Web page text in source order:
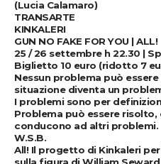
(Lucia Calamaro)
TRANSARTE
KINKALERI
GUN NO FAKE FOR YOU | ALL!
25 / 26 settembre h 22.30 |
Biglietto 10 euro (ridotto 7
Nessun problema può
situazione diventa un
I problemi sono per
Problema può essere
conducono ad altri problemi.
W.S.B.
All! Il progetto di Kinkaleri